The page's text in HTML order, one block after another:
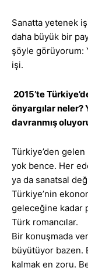
Sanatta yetenek
daha büyük bir
şöyle görüyorum:
işi.
2015’te
önyargılar neler?
davranmış
Türkiye’den
yok bence. Her
ya da sanatsal
Türkiye’nin
geleceğine kadar
Türk romancılar.
Bir konuşmada
büyütüyor bazen.
kalmak en zoru.